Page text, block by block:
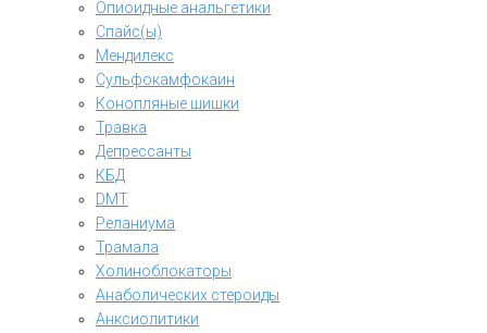
Опиоидные анальгетики
Спайс(ы)
Мендилекс
Сульфокамфокаин
Конопляные шишки
Травка
Депрессанты
КБД
DMT
Реланиума
Трамала
Холиноблокаторы
Анаболических стероиды
Анксиолитики